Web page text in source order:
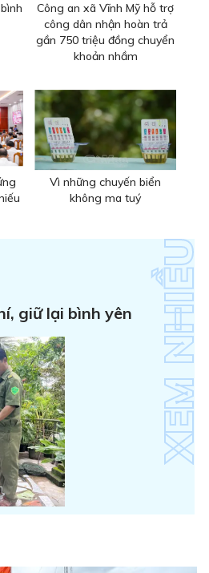
Công an xã Vĩnh Mỹ hỗ trợ
công dân nhận hoàn trả
gần 750 triệu đồng chuyển
khoản nhầm
Vì những chuyến biển
không ma tuý
giữ lại bình yên